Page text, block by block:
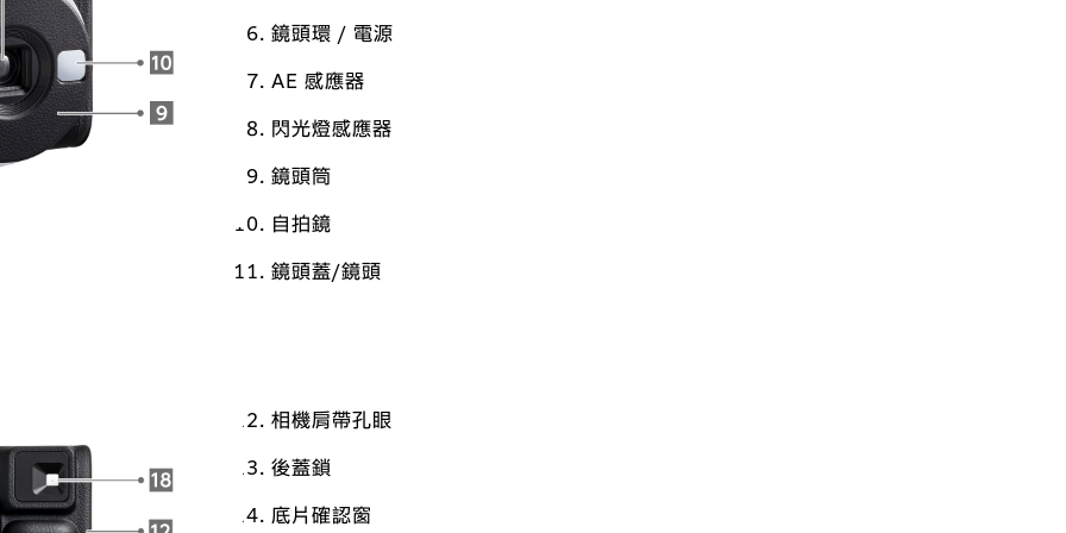
鏡頭環 / 電源
AE 感應器
閃光燈感應器
鏡頭筒
自拍鏡
鏡頭蓋/鏡頭
相機肩帶孔眼
後蓋鎖
底片確認窗